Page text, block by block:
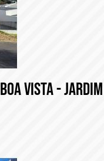
VISTA - JARDIM